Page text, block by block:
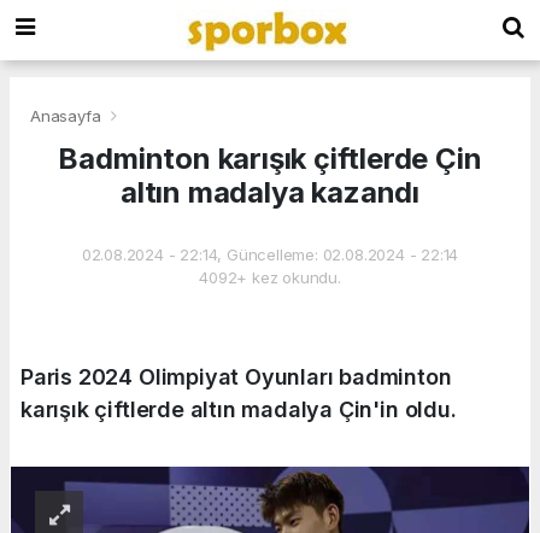
Anasayfa
Badminton karışık çiftlerde Çin
altın madalya kazandı
02.08.2024 - 22:14, Güncelleme: 02.08.2024 - 22:14
4092+ kez okundu.
Paris 2024 Olimpiyat Oyunları badminton
karışık çiftlerde altın madalya Çin'in oldu.